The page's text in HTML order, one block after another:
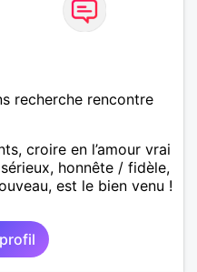
recherche rencontre
croire en l’amour vrai
honnête / fidèle,
est le bien venu !